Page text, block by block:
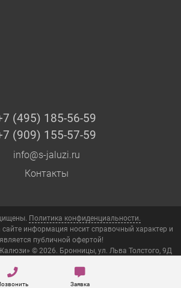
(495) 185-56-59
(909) 155-57-59
info@s-jaluzi.ru
Контакты
Политика конфиденциальности.
сайте информация носит справочный характер и
публичной офертой!
© 2026. Бронницы, ул. Льва Толстого, 9Д
Заявка